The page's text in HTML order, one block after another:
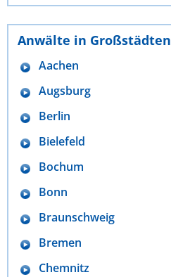
Anwälte in Großstädten
Aachen
Augsburg
Berlin
Bielefeld
Bochum
Bonn
Braunschweig
Bremen
Chemnitz